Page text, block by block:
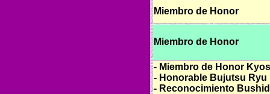
Miembro de Honor
Miembro de Honor
- Miembro de Honor
- Honorable Bujutsu Ryu
- Reconocimiento